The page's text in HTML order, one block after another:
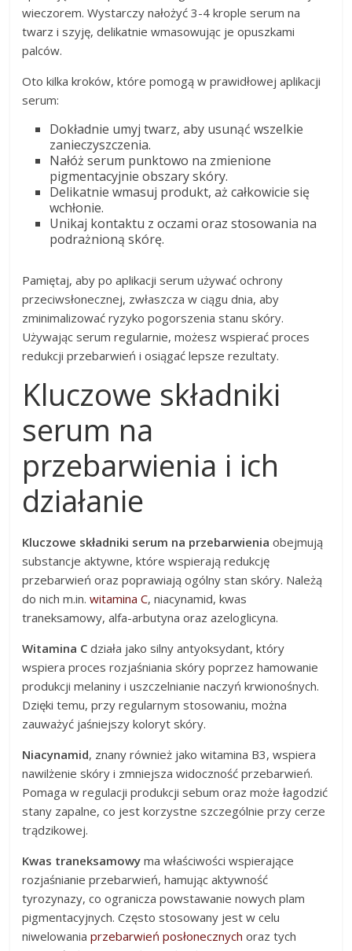
wieczorem. Wystarczy nałożyć 3-4 krople serum na
twarz i szyję, delikatnie wmasowując je opuszkami
palców.
Oto kilka kroków, które pomogą w prawidłowej aplikacji
serum:
Dokładnie umyj twarz, aby usunąć wszelkie
zanieczyszczenia.
Nałóż serum punktowo na zmienione
pigmentacyjnie obszary skóry.
Delikatnie wmasuj produkt, aż całkowicie się
wchłonie.
Unikaj kontaktu z oczami oraz stosowania na
podrażnioną skórę.
Pamiętaj, aby po aplikacji serum używać ochrony
przeciwsłonecznej, zwłaszcza w ciągu dnia, aby
zminimalizować ryzyko pogorszenia stanu skóry.
Używając serum regularnie, możesz wspierać proces
redukcji przebarwień i osiągać lepsze rezultaty.
Kluczowe składniki
serum na
przebarwienia i ich
działanie
Kluczowe składniki serum na przebarwienia obejmują
substancje aktywne, które wspierają redukcję
przebarwień oraz poprawiają ogólny stan skóry. Należą
do nich m.in.witamina C, niacynamid, kwas
traneksamowy, alfa-arbutyna oraz azeloglicyna.
Witamina C działa jako silny antyoksydant, który
wspiera proces rozjaśniania skóry poprzez hamowanie
produkcji melaniny i uszczelnianie naczyń krwionośnych.
Dzięki temu, przy regularnym stosowaniu, można
zauważyć jaśniejszy koloryt skóry.
Niacynamid, znany również jako witamina B3, wspiera
nawilżenie skóry i zmniejsza widoczność przebarwień.
Pomaga w regulacji produkcji sebum oraz może łagodzić
stany zapalne, co jest korzystne szczególnie przy cerze
trądzikowej.
Kwas traneksamowy ma właściwości wspierające
rozjaśnianie przebarwień, hamując aktywność
tyrozynazy, co ogranicza powstawanie nowych plam
pigmentacyjnych. Często stosowany jest w celu
niwelowaniaprzebarwień posłonecznych oraz tych